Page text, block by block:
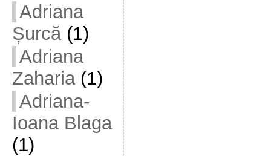
Adriana
Șurcă(1)
Adriana
Zaharia(1)
Adriana-
Ioana Blaga
(1)